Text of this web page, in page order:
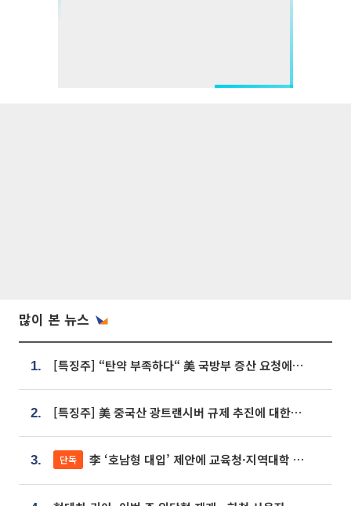
많이 본 뉴스
1. [특징주] “탄약 부족하다“ 美 국방부 증산 요청에⋯국내 방산주 급등세
2. [특징주] 美 중국산 광트랜시버 규제 추진에 대한광통신 등 광통신株 강세
3. 단독 李 ‘호남형 대입’ 제안에 교육청·지역대학 서·논술형 입시 연계 '착수'